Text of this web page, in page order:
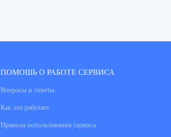
ПОМОШЬ О РАБОТЕ СЕРВИСА
Вопросы и ответы
Как это работает
Правила использования сервиса